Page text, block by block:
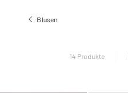
Blusen
14 Produkte